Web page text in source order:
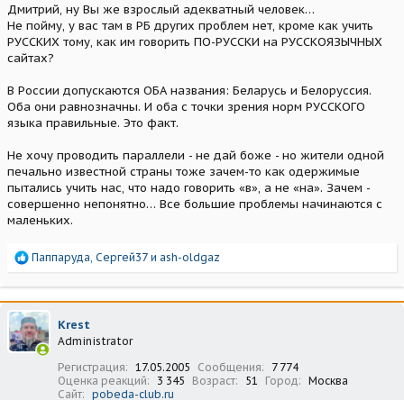
Дмитрий, ну Вы же взрослый адекватный человек…
Не пойму, у вас там в РБ других проблем нет, кроме как учить
РУССКИХ тому, как им говорить ПО-РУССКИ на РУССКОЯЗЫЧНЫХ
сайтах?
В России допускаются ОБА названия: Беларусь и Белоруссия.
Оба они равнозначны. И оба с точки зрения норм РУССКОГО
языка правильные. Это факт.
Не хочу проводить параллели - не дай боже - но жители одной
печально известной страны тоже зачем-то как одержимые
пытались учить нас, что надо говорить «в», а не «на». Зачем -
совершенно непонятно… Все большие проблемы начинаются с
маленьких.
Р
а
к
ц
и
и
Паппаруда Сергей37 и ash-oldgaz
Krest
Administrator
Регистрация
17.05.2005 Сообщения
7 774
Оценка реакций
3 345 Возраст 51 Город
Москва
Сайт
pobeda-club.ru